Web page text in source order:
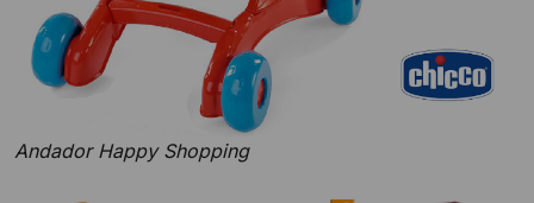
Andador Happy Shopping